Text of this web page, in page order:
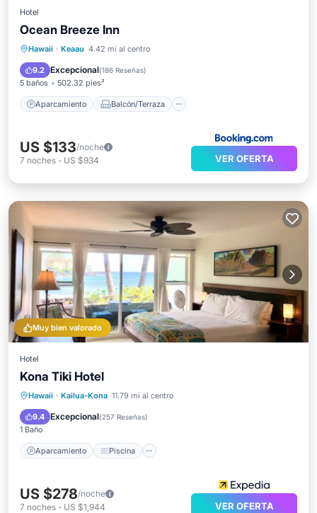
Hotel
Ocean Breeze Inn
Hawaii · Keaau 4.42 mi al centro
9.2 Excepcional(186 Reseñas)
5 baños 502.32 pies²
Aparcamiento Balcón/Terraza
Aparcamiento
Vistas
Internet
US $133/noche
7 noches - US $934 VER OFERTA
Muy bien valorado
Hotel
Kona Tiki Hotel
Hawaii · Kailua-Kona 11.79 mi al centro
9.4 Excepcional(257 Reseñas)
1 Baño
Aparcamiento Piscina
Aparcamiento Piscina
Balcón/Terraza
US $278/noche
7 noches - US $1,944 VER OFERTA